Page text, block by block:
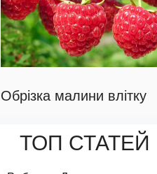
Обрізка малини влітку
ТОП СТАТЕЙ